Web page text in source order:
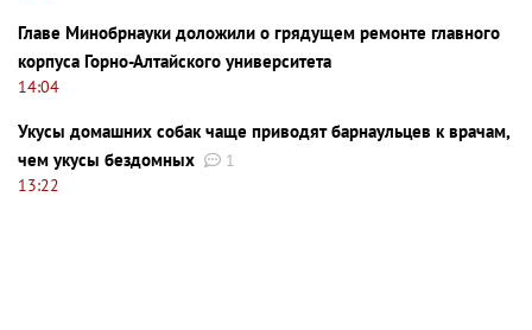
Главе Минобрнауки доложили о грядущем ремонте главного
корпуса Горно-Алтайского университета
14:04
Укусы домашних собак чаще приводят барнаульцев к врачам,
чем укусы бездомных
1
13:22